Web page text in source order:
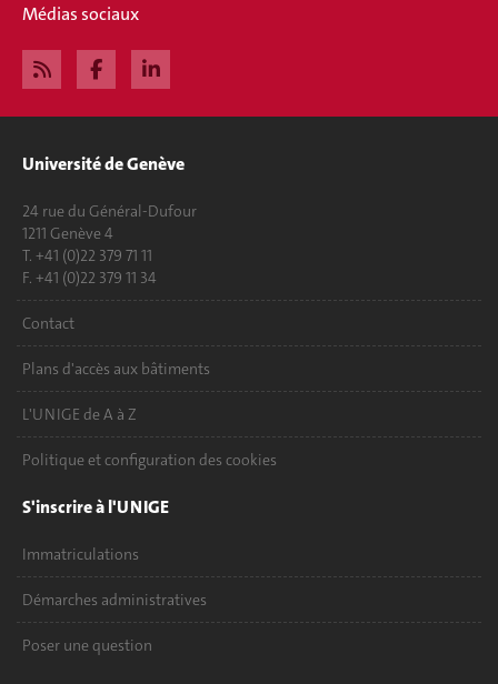
Médias sociaux
Université de Genève
24 rue du Général-Dufour
1211 Genève 4
T. +41 (0)22 379 71 11
F. +41 (0)22 379 11 34
Contact
Plans d'accès aux bâtiments
L'UNIGE de A à Z
Politique et configuration des cookies
S'inscrire à l'UNIGE
Immatriculations
Démarches administratives
Poser une question